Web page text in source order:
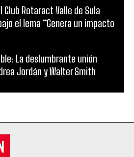
Rotaract Valle de Sula
el lema “Genera un impacto
La deslumbrante unión
Jordán y Walter Smith